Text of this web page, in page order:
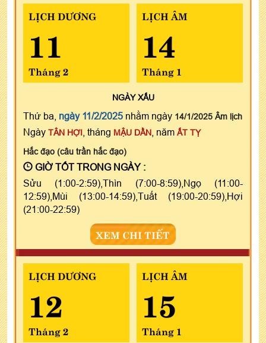
LỊCH DƯƠNG
11
Tháng 2
LỊCH ÂM
14
Tháng 1
NGÀYXẤU
Thứ ba, ngày 11/2/2025 nhằm ngày 14/1/2025 Âm lịch
Ngày TÂN HỢI , tháng MẬU DẦN , năm ẤT TỴ
Hắc đạo (câu trần hắc đạo)
GIỜ TỐT TRONG NGÀY :
Sửu (1:00-2:59),Thìn (7:00-8:59),Ngọ (11:00-
12:59),Mùi (13:00-14:59),Tuất (19:00-20:59),Hợi
(21:00-22:59)
XEM CHI TIẾT
LỊCH DƯƠNG
12
Tháng 2
LỊCH ÂM
15
Tháng 1